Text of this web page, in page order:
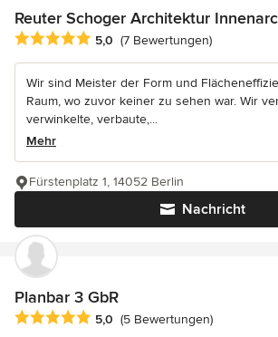
Reuter Schoger Architektur
Durchschnittliche Bewertung: 5 von 5
5,0 (7 Bewertungen)
Wir sind Meister der Form und
Raum, wo zuvor keiner zu sehen war. Wir
verwinkelte, verbaute,...
Mehr
Nachricht
Fürstenplatz 1, 14052 Berlin
Planbar 3 GbR
Durchschnittliche Bewertung: 5 von 5
5,0 (5 Bewertungen)